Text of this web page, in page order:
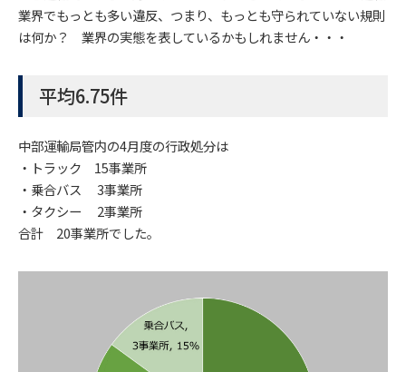
業界でもっとも多い違反、つまり、もっとも守られていない規則
は何か？ 業界の実態を表しているかもしれません・・・
平均6.75件
中部運輸局管内の4月度の行政処分は
・トラック 15事業所
・乗合バス 3事業所
・タクシー 2事業所
合計 20事業所でした。